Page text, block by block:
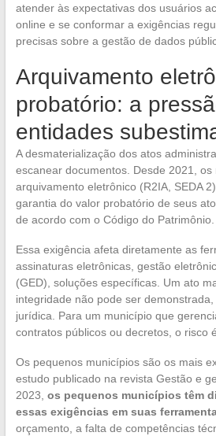
atender às expectativas dos usuários
online e se conformar a exigências
precisas sobre a gestão de dados
Arquivamento
probatório: a
entidades
A desmaterialização dos atos
escanear documentos. Desde 2021, os
arquivamento eletrônico (R2IA, SEDA
garantia do valor probatório de seus
de acordo com o Código do Patrimônio.
Essa exigência afeta diretamente as
assinaturas eletrônicas, gestão
(GED), soluções específicas. Um ato
integridade não pode ser
jurídica. Para um município que
contratos públicos ou decretos, o risco
Os pequenos municípios são os mais
estudo publicado na revista Gestão e
2023, os pequenos municípios têm
essas exigências em suas
orçamento, a falta de competências